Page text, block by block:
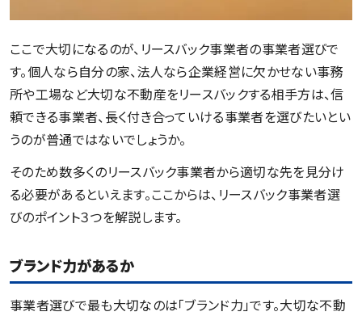
ここで大切になるのが、リースバック事業者の事業者選びで
す。個人なら自分の家、法人なら企業経営に欠かせない事務
所や工場など大切な不動産をリースバックする相手方は、信
頼できる事業者、長く付き合っていける事業者を選びたいとい
うのが普通ではないでしょうか。
そのため数多くのリースバック事業者から適切な先を見分け
る必要があるといえます。ここからは、リースバック事業者選
びのポイント３つを解説します。
ブランド力があるか
事業者選びで最も大切なのは「ブランド力」です。大切な不動